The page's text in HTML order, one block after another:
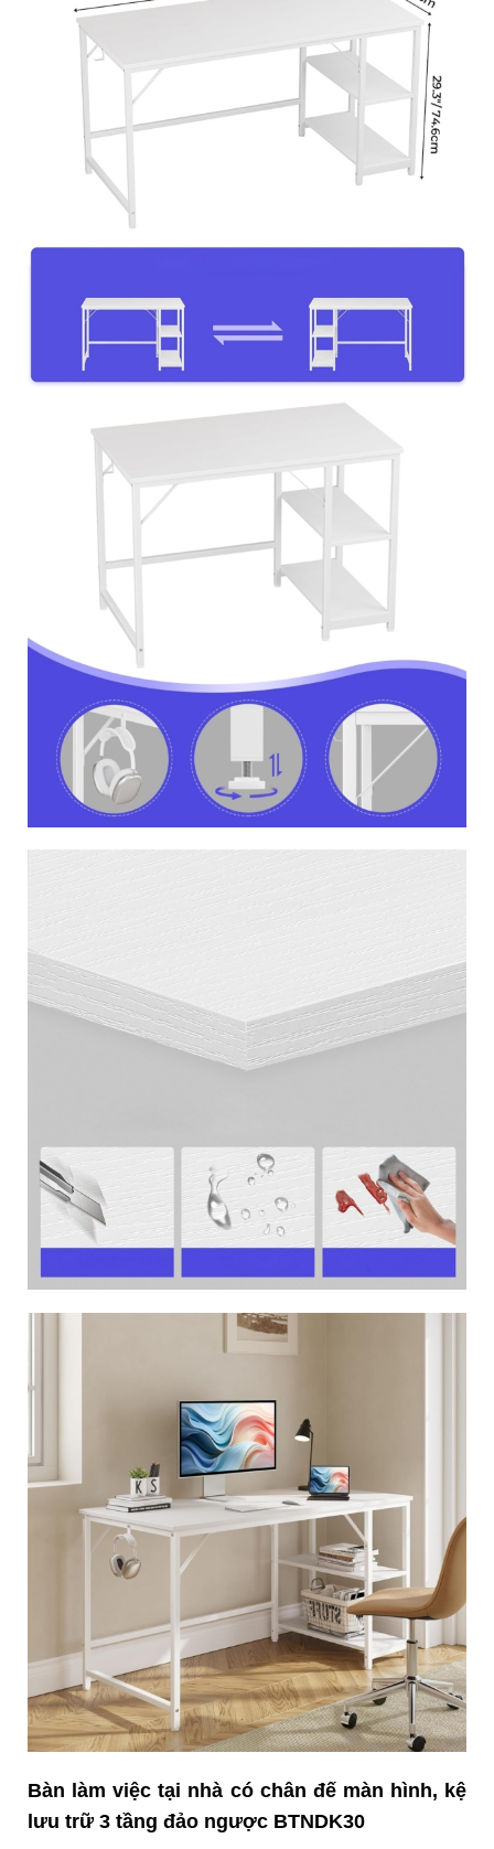
Bàn làm việc tại nhà có chân đế màn hình, kệ
lưu trữ 3 tầng đảo ngược BTNDK30